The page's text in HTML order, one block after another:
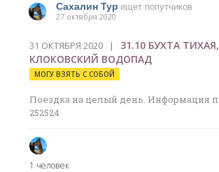
Сахалин Тур ищет попутчиков
27 октября 2020
31 ОКТЯБРЯ 2020 | 31.10 БУХТА ТИХАЯ,
КЛОКОВСКИЙ ВОДОПАД
МОГУ ВЗЯТЬ С СОБОЙ
Поездка на целый день. Информация
252524
1 человек